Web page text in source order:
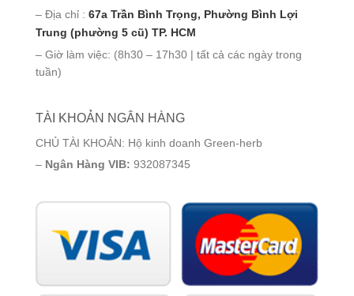
– Địa chỉ : 67a Trần Bình Trọng, Phường Bình Lợi
Trung (phường 5 cũ) TP. HCM
– Giờ làm việc: (8h30 – 17h30 | tất cả các ngày trong
tuần)
TÀI KHOẢN NGÂN HÀNG
CHỦ TÀI KHOẢN: Hộ kinh doanh Green-herb
– Ngân Hàng VIB: 932087345